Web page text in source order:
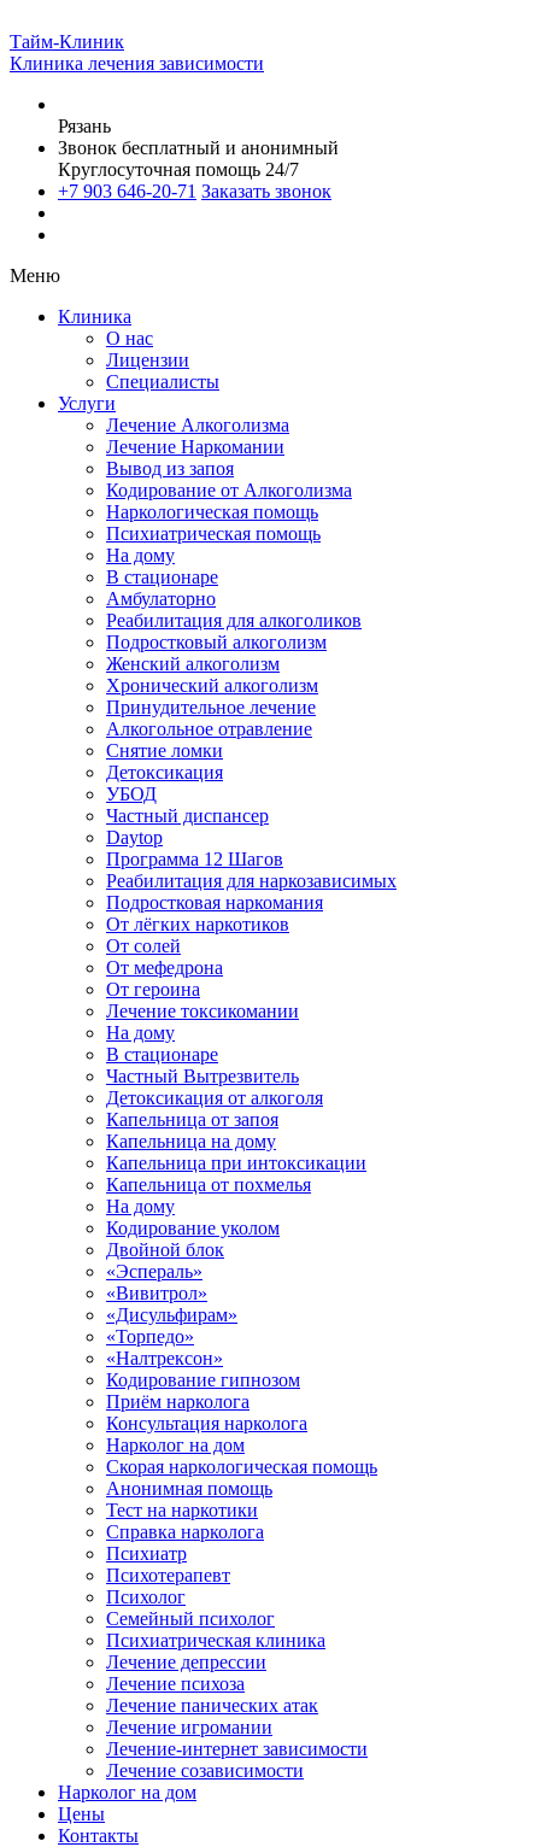
Тайм-Клиник
Клиника лечения зависимости
Рязань
Звонок бесплатный и анонимный
Круглосуточная помощь 24/7
+7 903 646-20-71 Заказать звонок
Меню
Клиника
О нас
Лицензии
Специалисты
Услуги
Лечение Алкоголизма
Лечение Наркомании
Вывод из запоя
Кодирование от Алкоголизма
Наркологическая помощь
Психиатрическая помощь
На дому
В стационаре
Амбулаторно
Реабилитация для алкоголиков
Подростковый алкоголизм
Женский алкоголизм
Хронический алкоголизм
Принудительное лечение
Алкогольное отравление
Снятие ломки
Детоксикация
УБОД
Частный диспансер
Daytop
Программа 12 Шагов
Реабилитация для наркозависимых
Подростковая наркомания
От лёгких наркотиков
От солей
От мефедрона
От героина
Лечение токсикомании
На дому
В стационаре
Частный Вытрезвитель
Детоксикация от алкоголя
Капельница от запоя
Капельница на дому
Капельница при интоксикации
Капельница от похмелья
На дому
Кодирование уколом
Двойной блок
«Эспераль»
«Вивитрол»
«Дисульфирам»
«Торпедо»
«Налтрексон»
Кодирование гипнозом
Приём нарколога
Консультация нарколога
Нарколог на дом
Скорая наркологическая помощь
Анонимная помощь
Тест на наркотики
Справка нарколога
Психиатр
Психотерапевт
Психолог
Семейный психолог
Психиатрическая клиника
Лечение депрессии
Лечение психоза
Лечение панических атак
Лечение игромании
Лечение-интернет зависимости
Лечение созависимости
Нарколог на дом
Цены
Контакты